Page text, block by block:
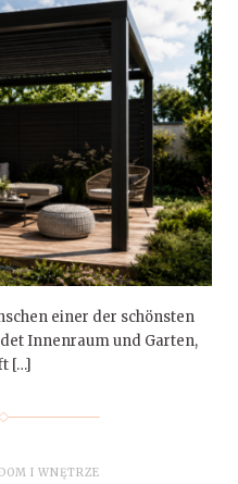
einer der schönsten
Innenraum und Garten,
[…]
I WNĘTRZE